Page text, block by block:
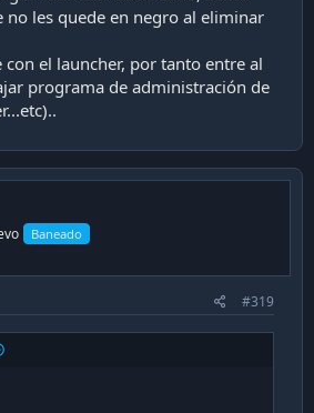
no les quede en negro al eliminar
con el launcher, por tanto entre al
programa de administración de
Baneado
#319